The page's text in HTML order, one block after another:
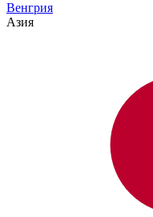
Венгрия
Азия